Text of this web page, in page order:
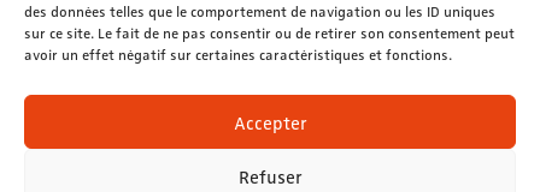
des données telles que le comportement de navigation ou les ID uniques
sur ce site. Le fait de ne pas consentir ou de retirer son consentement peut
avoir un effet négatif sur certaines caractéristiques et fonctions.
Accepter
Refuser
04 77 32 32 01